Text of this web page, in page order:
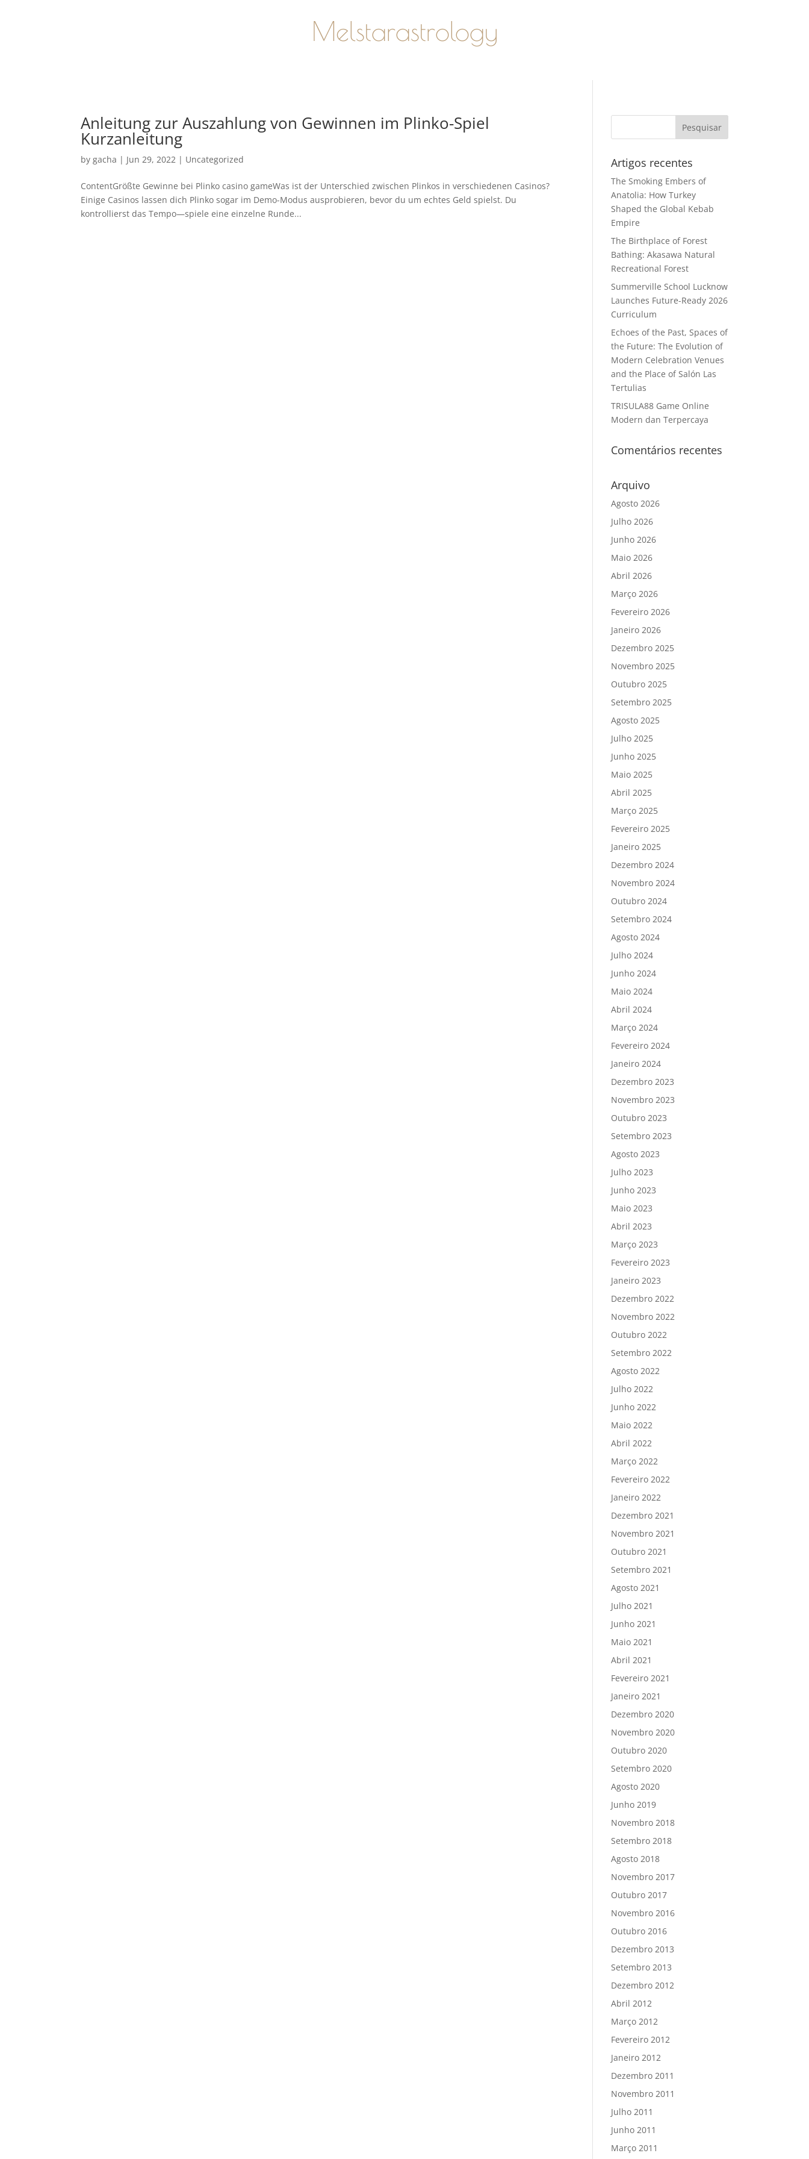
Melstarastrology
Anleitung zur Auszahlung von Gewinnen im Plinko-Spiel
Kurzanleitung
bygacha | Jun 29, 2022 | Uncategorized
ContentGrößte Gewinne bei Plinko casino gameWas ist der Unterschied zwischen Plinkos in verschiedenen Casinos?
Einige Casinos lassen dich Plinko sogar im Demo-Modus ausprobieren, bevor du um echtes Geld spielst. Du
kontrollierst das Tempo—spiele eine einzelne Runde...
Artigos recentes
The Smoking Embers of
Anatolia: How Turkey
Shaped the Global Kebab
Empire
The Birthplace of Forest
Bathing: Akasawa Natural
Recreational Forest
Summerville School Lucknow
Launches Future-Ready 2026
Curriculum
Echoes of the Past, Spaces of
the Future: The Evolution of
Modern Celebration Venues
and the Place of Salón Las
Tertulias
TRISULA88 Game Online
Modern dan Terpercaya
Comentários recentes
Arquivo
Agosto 2026
Julho 2026
Junho 2026
Maio 2026
Abril 2026
Março 2026
Fevereiro 2026
Janeiro 2026
Dezembro 2025
Novembro 2025
Outubro 2025
Setembro 2025
Agosto 2025
Julho 2025
Junho 2025
Maio 2025
Abril 2025
Março 2025
Fevereiro 2025
Janeiro 2025
Dezembro 2024
Novembro 2024
Outubro 2024
Setembro 2024
Agosto 2024
Julho 2024
Junho 2024
Maio 2024
Abril 2024
Março 2024
Fevereiro 2024
Janeiro 2024
Dezembro 2023
Novembro 2023
Outubro 2023
Setembro 2023
Agosto 2023
Julho 2023
Junho 2023
Maio 2023
Abril 2023
Março 2023
Fevereiro 2023
Janeiro 2023
Dezembro 2022
Novembro 2022
Outubro 2022
Setembro 2022
Agosto 2022
Julho 2022
Junho 2022
Maio 2022
Abril 2022
Março 2022
Fevereiro 2022
Janeiro 2022
Dezembro 2021
Novembro 2021
Outubro 2021
Setembro 2021
Agosto 2021
Julho 2021
Junho 2021
Maio 2021
Abril 2021
Fevereiro 2021
Janeiro 2021
Dezembro 2020
Novembro 2020
Outubro 2020
Setembro 2020
Agosto 2020
Junho 2019
Novembro 2018
Setembro 2018
Agosto 2018
Novembro 2017
Outubro 2017
Novembro 2016
Outubro 2016
Dezembro 2013
Setembro 2013
Dezembro 2012
Abril 2012
Março 2012
Fevereiro 2012
Janeiro 2012
Dezembro 2011
Novembro 2011
Julho 2011
Junho 2011
Março 2011